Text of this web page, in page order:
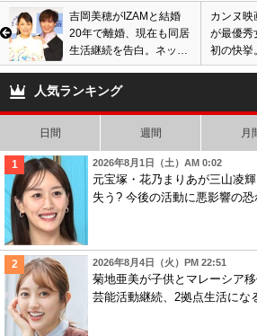
吉岡美穂がIZAMと結婚
20年で離婚、現在も同居
生活継続を告白。ネット
で賛否の声
カンヌ映
が最優秀
初の快挙
で有名モ
人気ランキング
日間 週間 月
2026年8月1日（土）AM 0:02
元宝塚・花乃まりあが三山凌
失う? 今後の活動に悪影響の
2026年8月4日（火）PM 22:51
菊地亜美が子供とマレーシア
芸能活動継続、2拠点生活にな